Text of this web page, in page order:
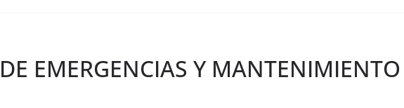
EMERGENCIAS Y MANTENIMIENTO